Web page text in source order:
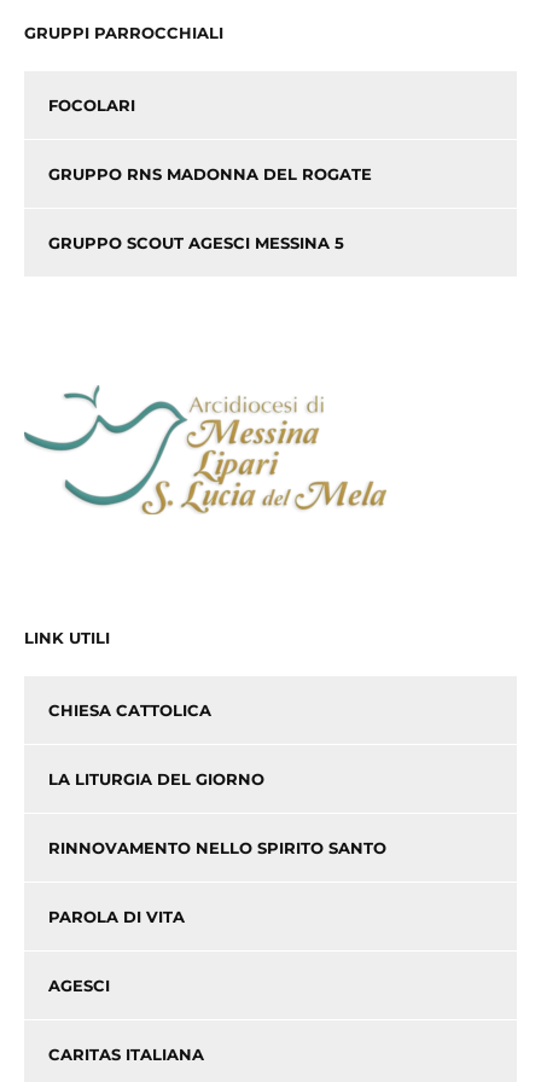
GRUPPI PARROCCHIALI
FOCOLARI
GRUPPO RNS MADONNA DEL ROGATE
GRUPPO SCOUT AGESCI MESSINA 5
LINK UTILI
CHIESA CATTOLICA
LA LITURGIA DEL GIORNO
RINNOVAMENTO NELLO SPIRITO SANTO
PAROLA DI VITA
AGESCI
CARITAS ITALIANA